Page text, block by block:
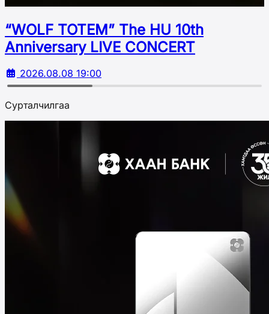
“WOLF TOTEM” The HU 10th
Аnniversary LIVE CONCERT
2026.08.08 19:00
Сурталчилгаа